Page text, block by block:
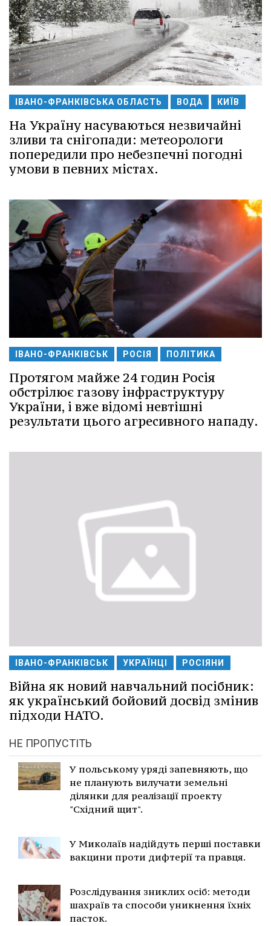
ІВАНО-ФРАНКІВСЬКА ОБЛАСТЬ ВОДА КИЇВ
На Україну насуваються незвичайні
зливи та снігопади: метеорологи
попередили про небезпечні погодні
умови в певних містах.
ІВАНО-ФРАНКІВСЬК РОСІЯ ПОЛІТИКА
Протягом майже 24 годин Росія
обстрілює газову інфраструктуру
України, і вже відомі невтішні
результати цього агресивного нападу.
ІВАНО-ФРАНКІВСЬК УКРАЇНЦІ РОСІЯНИ
Війна як новий навчальний посібник:
як український бойовий досвід змінив
підходи НАТО.
НЕ ПРОПУСТІТЬ
У польському уряді запевняють, що
не планують вилучати земельні
ділянки для реалізації проекту
"Східний щит".
У Миколаїв надійдуть перші поставки
вакцини проти дифтерії та правця.
Розслідування зниклих осіб: методи
шахраїв та способи уникнення їхніх
пасток.